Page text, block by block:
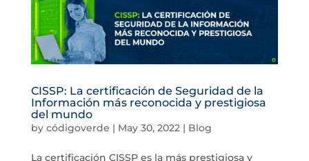
CISSP: La certificación de Seguridad de la
Información más reconocida y prestigiosa
del mundo
by códigoverde | May 30, 2022| Blog
La certificación CISSP es la más prestigiosa y